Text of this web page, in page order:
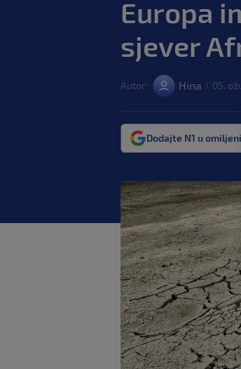
Europa
sjever
Autor: Hina 05.
Dodajte N1 u